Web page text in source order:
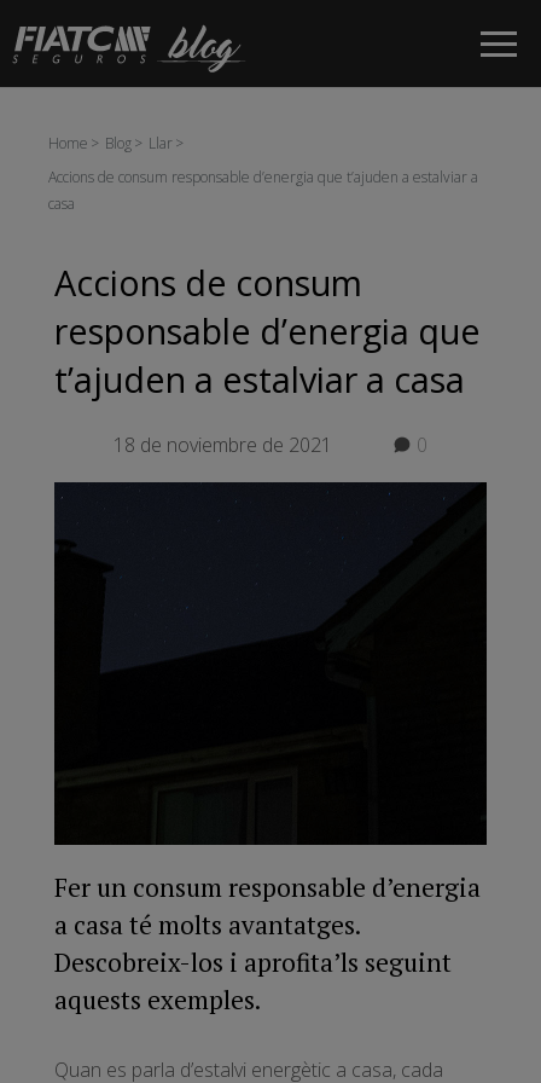
Salta al contingut principal
Home Blog
Llar
Accions de consum responsable d’energia que t’ajuden a estalviar a
casa
Accions de consum
responsable d’energia que
t’ajuden a estalviar a casa
18 de noviembre de 2021 0
Fer un consum responsable d’energia
a casa té molts avantatges.
Descobreix-los i aprofita’ls seguint
aquests exemples.
Quan es parla d’estalvi energètic a casa, cada